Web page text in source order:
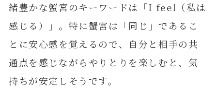
緒豊かな蟹宮のキーワードは「I feel（私は
感じる）」。特に蟹宮は「同じ」であるこ
とに安心感を覚えるので、自分と相手の共
通点を感じながらやりとりを楽しむと、気
持ちが安定しそうです。